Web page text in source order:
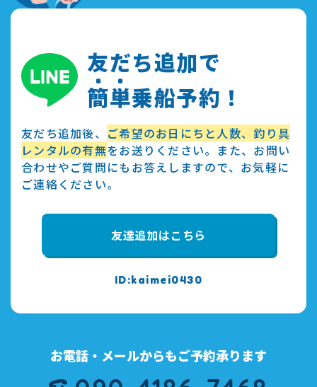
友だち追加で
簡単乗船予約！
友だち追加後、 ご希望のお日にちと人数、釣り具
レンタルの有無をお送りください。また、お問い
合わせやご質問にもお答えしますので、お気軽に
ご連絡ください。
kaimei0430
友達追加はこちら
お電話・メールからもご予約承ります